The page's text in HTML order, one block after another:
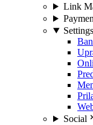
Link
Settings
Social